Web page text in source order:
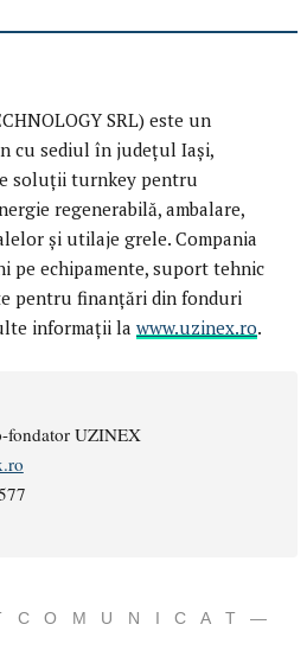
SRL) este un
cu sediul în județul Iași,
soluții turnkey pentru
regenerabilă, ambalare,
și utilaje grele. Compania
pe echipamente, suport tehnic
pentru finanțări din fonduri
informații la www.uzinex.ro.
UZINEX
C O M U N I C A T —